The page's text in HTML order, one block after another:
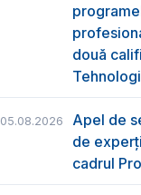
două
05.08.2026
Apel de
de
cadrul